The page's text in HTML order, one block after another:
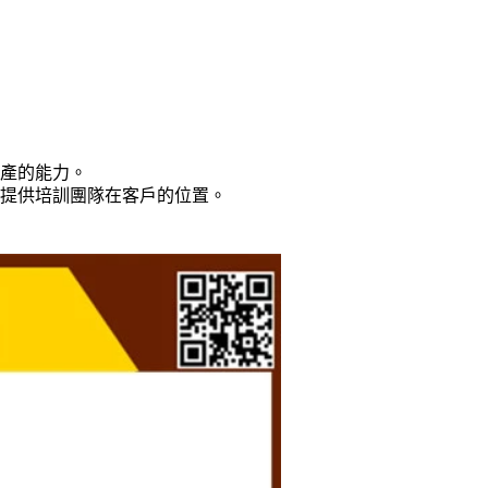
的能力。
供培訓團隊在客戶的位置。